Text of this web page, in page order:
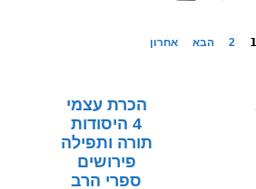
1
2 הבא אחרון
הכרת עצמי
4 היסודות
תורה ותפילה
פירושים
ספרי הרב